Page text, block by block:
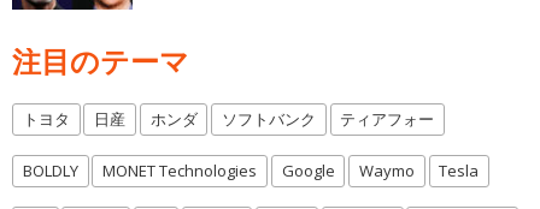
注目のテーマ
トヨタ 日産 ホンダ ソフトバンク ティアフォー
BOLDLY MONET Technologies Google Waymo Tesla